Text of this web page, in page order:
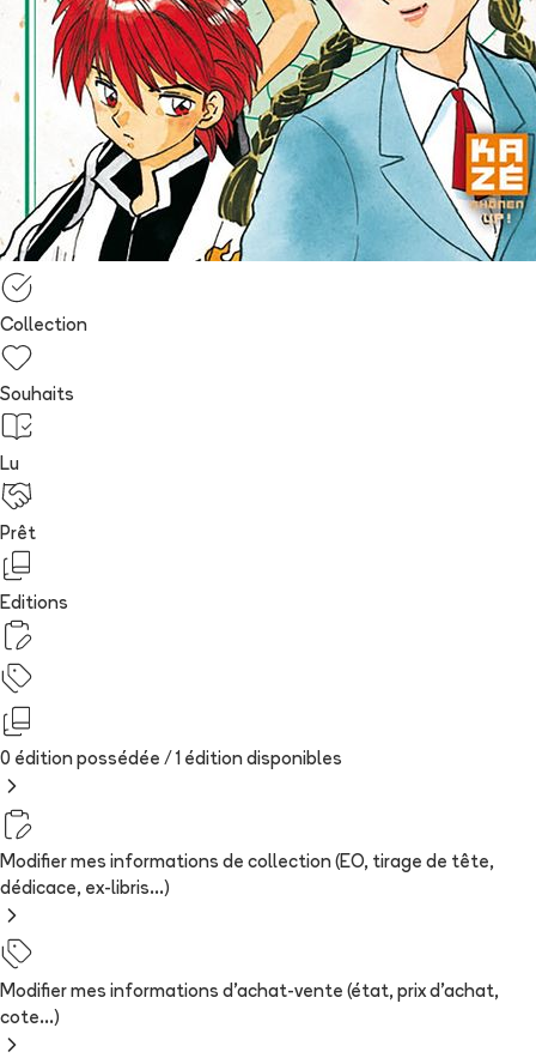
Collection
Souhaits
Lu
Prêt
Editions
0 édition possédée / 1 édition disponibles
Modifier mes informations de collection (EO, tirage de tête,
dédicace, ex-libris...)
Modifier mes informations d'achat-vente (état, prix d'achat,
cote...)